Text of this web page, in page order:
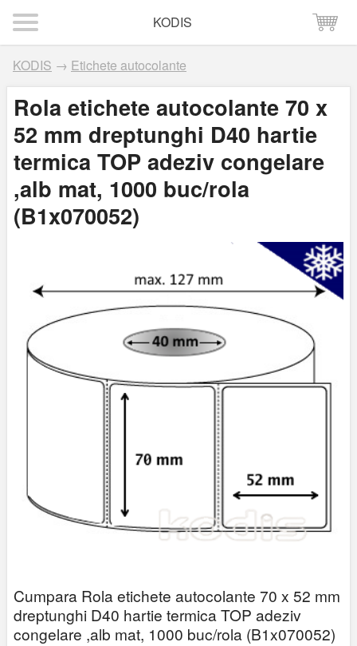
KODIS
KODIS → Etichete autocolante
Rola etichete autocolante 70 x
52 mm dreptunghi D40 hartie
termica TOP adeziv congelare
,alb mat, 1000 buc/rola
(B1x070052)
Cumpara Rola etichete autocolante 70 x 52 mm
dreptunghi D40 hartie termica TOP adeziv
congelare ,alb mat, 1000 buc/rola (B1x070052)